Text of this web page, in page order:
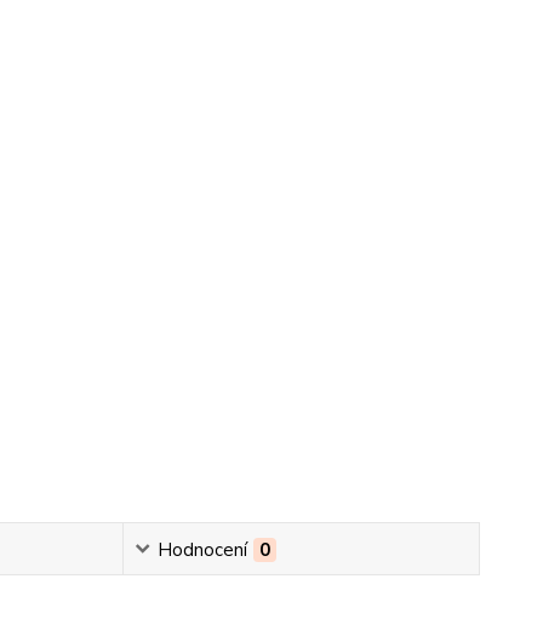
Hodnocení 0